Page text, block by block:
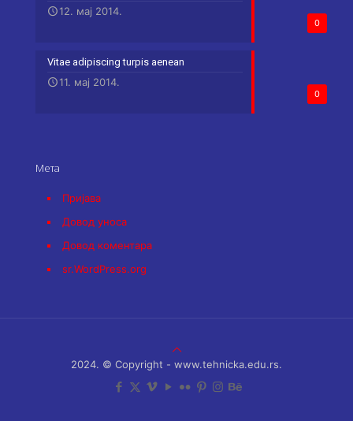
0
12. мај 2014.
0
Vitae adipiscing turpis aenean
11. мај 2014.
Мета
Пријава
Довод уноса
Довод коментара
sr.WordPress.org
2024. © Copyright - www.tehnicka.edu.rs.